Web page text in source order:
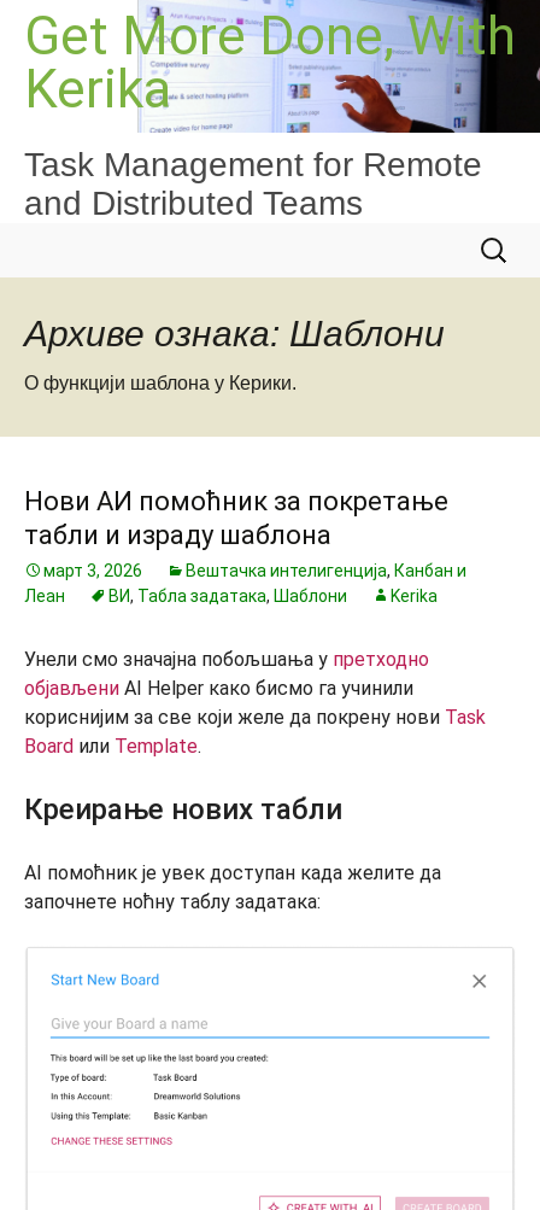
Скочи
садржај
Get More Done, With
Kerika
Task Management for Remote
and Distributed Teams
за:
Архиве ознака: Шаблони
О функцији шаблона у Керики.
Нови АИ помоћник за покретање
табли и израду шаблона
март 3, 2026 Вештачка интелигенција, Канбан и
Леан
ВИ, Табла задатака, Шаблони Kerika
Унели смо значајна побољшања у претходно
објављени AI Helper како бисмо га учинили
кориснијим за све који желе да покрену нови Task
Board или Template.
Креирање нових табли
AI помоћник је увек доступан када желите да
започнете ноћну таблу задатака: